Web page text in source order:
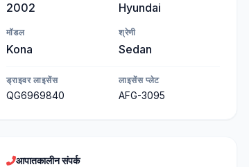
2002 Hyundai
मॉडल
Kona
श्रेणी
Sedan
ड्राइवर लाइसेंस
QG6969840
लाइसेंस प्लेट
AFG-3095
आपातकालीन संपर्क